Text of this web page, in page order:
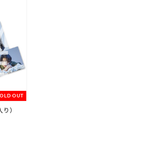
OUT
）